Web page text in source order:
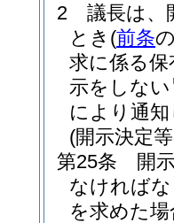
2
議長は、
とき (前条
求に係る
示をしな
により通
(開示決定
第25条
開
なければ
を求めた